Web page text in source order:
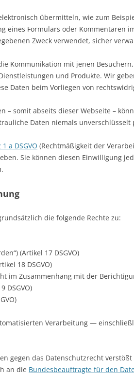
übermitteln, wie zum
eines Formulars oder Kommentaren
Zweck verwendet, sicher
Kommunikation mit jenen
und Produkte. Wir
Daten beim Vorliegen von
– somit abseits dieser Webseite –
Daten niemals
a DSGVO (Rechtmäßigkeit der
Sie können diesen Einwilligung
die folgende Rechte zu:
(Artikel 17 DSGVO)
18 DSGVO)
im Zusammenhang mit der
DSGVO)
Verarbeitung —
gegen das Datenschutzrecht
an die Bundesbeauftragte für den